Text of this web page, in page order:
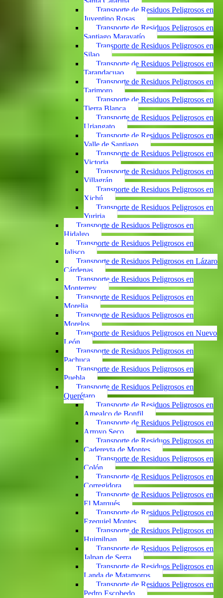
Transporte de Residuos Peligrosos en
Juventino Rosas
Transporte de Residuos Peligrosos en
Santiago Maravatío
Transporte de Residuos Peligrosos en
Silao
Transporte de Residuos Peligrosos en
Tarandacuao
Transporte de Residuos Peligrosos en
Tarimoro
Transporte de Residuos Peligrosos en
Tierra Blanca
Transporte de Residuos Peligrosos en
Uriangato
Transporte de Residuos Peligrosos en
Valle de Santiago
Transporte de Residuos Peligrosos en
Victoria
Transporte de Residuos Peligrosos en
Villagrán
Transporte de Residuos Peligrosos en
Xichú
Transporte de Residuos Peligrosos en
Yuriria
Transporte de Residuos Peligrosos en
Hidalgo
Transporte de Residuos Peligrosos en
Jalisco
Transporte de Residuos Peligrosos en Lázaro
Cárdenas
Transporte de Residuos Peligrosos en
Monterrey
Transporte de Residuos Peligrosos en
Morelia
Transporte de Residuos Peligrosos en
Morelos
Transporte de Residuos Peligrosos en Nuevo
León
Transporte de Residuos Peligrosos en
Pachuca
Transporte de Residuos Peligrosos en
Puebla
Transporte de Residuos Peligrosos en
Querétaro
Transporte de Residuos Peligrosos en
Amealco de Bonfil
Transporte de Residuos Peligrosos en
Arroyo Seco
Transporte de Residuos Peligrosos en
Cadereyta de Montes
Transporte de Residuos Peligrosos en
Colón
Transporte de Residuos Peligrosos en
Corregidora
Transporte de Residuos Peligrosos en
El Marqués
Transporte de Residuos Peligrosos en
Ezequiel Montes
Transporte de Residuos Peligrosos en
Huimilpan
Transporte de Residuos Peligrosos en
Jalpan de Serra
Transporte de Residuos Peligrosos en
Landa de Matamoros
Transporte de Residuos Peligrosos en
Pedro Escobedo